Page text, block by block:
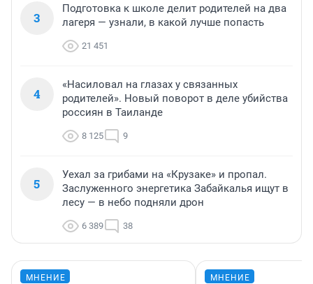
3
Подготовка к школе делит родителей на два
лагеря — узнали, в какой лучше попасть
21 451
4
«Насиловал на глазах у связанных
родителей». Новый поворот в деле убийства
россиян в Таиланде
8 125 9
5
Уехал за грибами на «Крузаке» и пропал.
Заслуженного энергетика Забайкалья ищут в
лесу — в небо подняли дрон
6 389 38
МНЕНИЕ МНЕНИЕ